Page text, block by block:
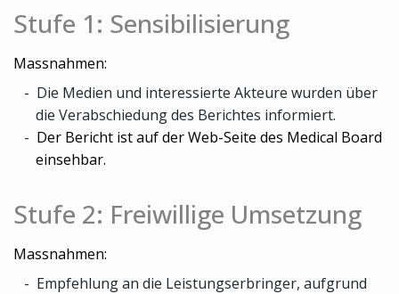
Stufe 1: Sensibilisierung
Massnahmen:
Die Medien und interessierte Akteure wurden über
die Verabschiedung des Berichtes informiert.
Der Bericht ist auf der Web-Seite des Medical Board
einsehbar.
Stufe 2: Freiwillige Umsetzung
Massnahmen:
Empfehlung an die Leistungserbringer, aufgrund